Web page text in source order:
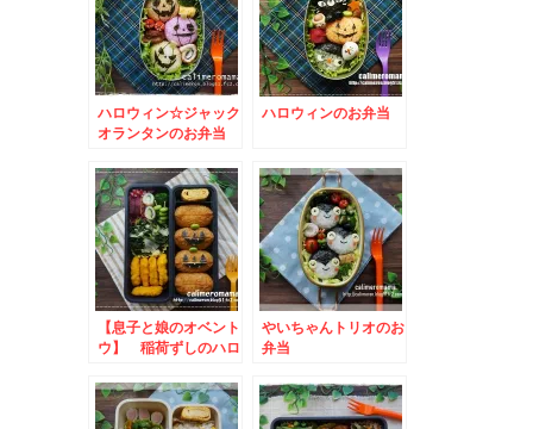
ハロウィン☆ジャック
オランタンのお弁当
ハロウィンのお弁当
【息子と娘のオベント
ウ】 稲荷ずしのハロ
やいちゃんトリオのお
弁当